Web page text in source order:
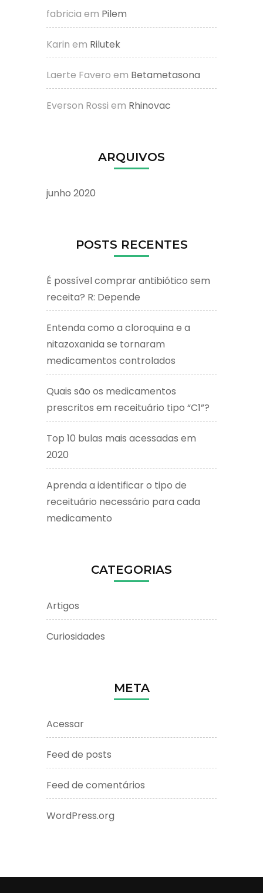
fabricia em Pilem
Karin em Rilutek
Laerte Favero em Betametasona
Everson Rossi em Rhinovac
ARQUIVOS
junho 2020
POSTS RECENTES
É possível comprar antibiótico sem
receita? R: Depende
Entenda como a cloroquina e a
nitazoxanida se tornaram
medicamentos controlados
Quais são os medicamentos
prescritos em receituário tipo “C1”?
Top 10 bulas mais acessadas em
2020
Aprenda a identificar o tipo de
receituário necessário para cada
medicamento
CATEGORIAS
Artigos
Curiosidades
META
Acessar
Feed de posts
Feed de comentários
WordPress.org